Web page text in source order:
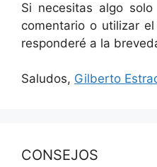
Si necesitas algo
comentario o utilizar
responderé a la
Saludos, Gilberto
CONSEJOS